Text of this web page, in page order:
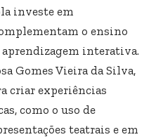
investe em
o ensino
interativa.
Gomes Vieira da Silva,
criar experiências
como o uso de
teatrais e em